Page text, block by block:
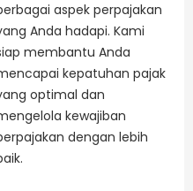
aspek perpajakan
Anda hadapi. Kami
membantu Anda
kepatuhan pajak
optimal dan
kewajiban
dengan lebih